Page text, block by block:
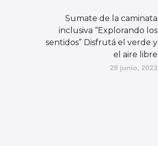
Sumate de la caminata
inclusiva “Explorando los
sentidos” Disfrutá el verde y
el aire libre
29 junio, 2023